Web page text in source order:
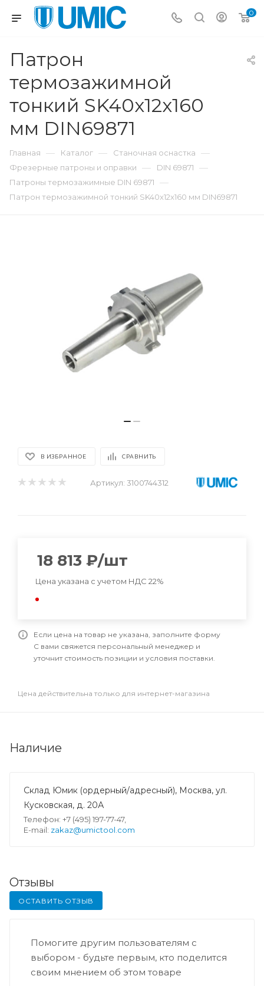
0
Патрон
термозажимной
тонкий SK40x12x160
мм DIN69871
Главная — Каталог — Станочная оснастка —
Фрезерные патроны и оправки — DIN 69871 —
Патроны термозажимные DIN 69871 —
Патрон термозажимной тонкий SK40x12x160 мм DIN69871
В ИЗБРАННОЕ СРАВНИТЬ
Артикул: 3100744312
18 813 ₽/шт
Цена указана с учетом НДС 22%
Если цена на товар не указана, заполните форму
С вами свяжется персональный менеджер и
уточнит стоимость позиции и условия поставки.
Цена действительна только для интернет-магазина
Наличие
Склад Юмик (ордерный/адресный), Москва, ул.
Кусковская, д. 20А
Телефон: +7 (495) 197-77-47,
E-mail: zakaz@umictool.com
Отзывы
ОСТАВИТЬ ОТЗЫВ
Помогите другим пользователям с
выбором - будьте первым, кто поделится
своим мнением об этом товаре